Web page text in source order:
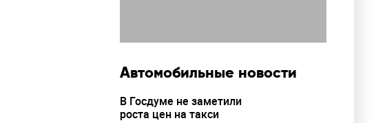
Автомобильные новости
В Госдуме не заметили
роста цен на такси